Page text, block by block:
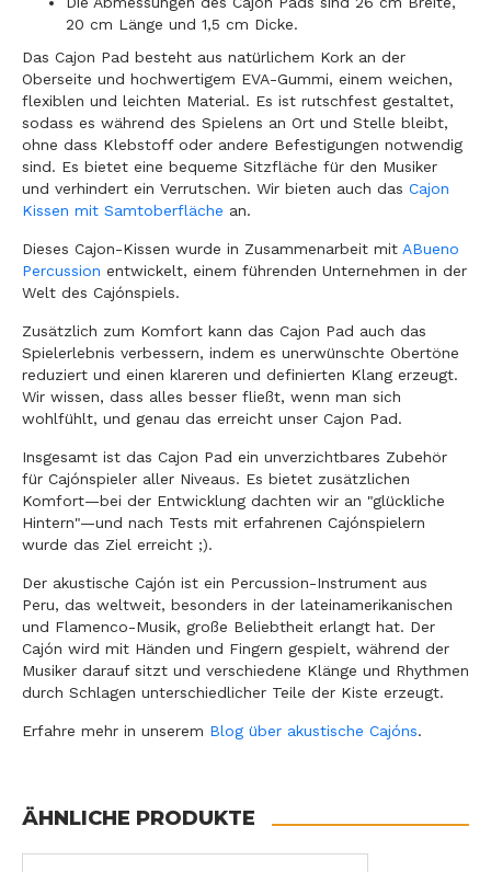
20 cm Länge und 1,5 cm Dicke.
Das Cajon Pad besteht aus natürlichem Kork an der
Oberseite und hochwertigem EVA-Gummi, einem weichen,
flexiblen und leichten Material. Es ist rutschfest gestaltet,
sodass es während des Spielens an Ort und Stelle bleibt,
ohne dass Klebstoff oder andere Befestigungen notwendig
sind. Es bietet eine bequeme Sitzfläche für den Musiker
und verhindert ein Verrutschen. Wir bieten auch das Cajon
Kissen mit Samtoberfläche an.
Dieses Cajon-Kissen wurde in Zusammenarbeit mit ABueno
Percussion entwickelt, einem führenden Unternehmen in der
Welt des Cajónspiels.
Zusätzlich zum Komfort kann das Cajon Pad auch das
Spielerlebnis verbessern, indem es unerwünschte Obertöne
reduziert und einen klareren und definierten Klang erzeugt.
Wir wissen, dass alles besser fließt, wenn man sich
wohlfühlt, und genau das erreicht unser Cajon Pad.
Insgesamt ist das Cajon Pad ein unverzichtbares Zubehör
für Cajónspieler aller Niveaus. Es bietet zusätzlichen
Komfort—bei der Entwicklung dachten wir an "glückliche
Hintern"—und nach Tests mit erfahrenen Cajónspielern
wurde das Ziel erreicht ;).
Der akustische Cajón ist ein Percussion-Instrument aus
Peru, das weltweit, besonders in der lateinamerikanischen
und Flamenco-Musik, große Beliebtheit erlangt hat. Der
Cajón wird mit Händen und Fingern gespielt, während der
Musiker darauf sitzt und verschiedene Klänge und Rhythmen
durch Schlagen unterschiedlicher Teile der Kiste erzeugt.
Erfahre mehr in unserem Blog über akustische Cajóns.
ÄHNLICHE PRODUKTE